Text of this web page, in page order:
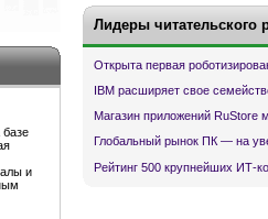
базе
и
Лидеры читательского
Открыта первая
IBM расширяет свое
Магазин приложений RuStore
Глобальный рынок ПК — на
Рейтинг 500 крупнейших ИТ-